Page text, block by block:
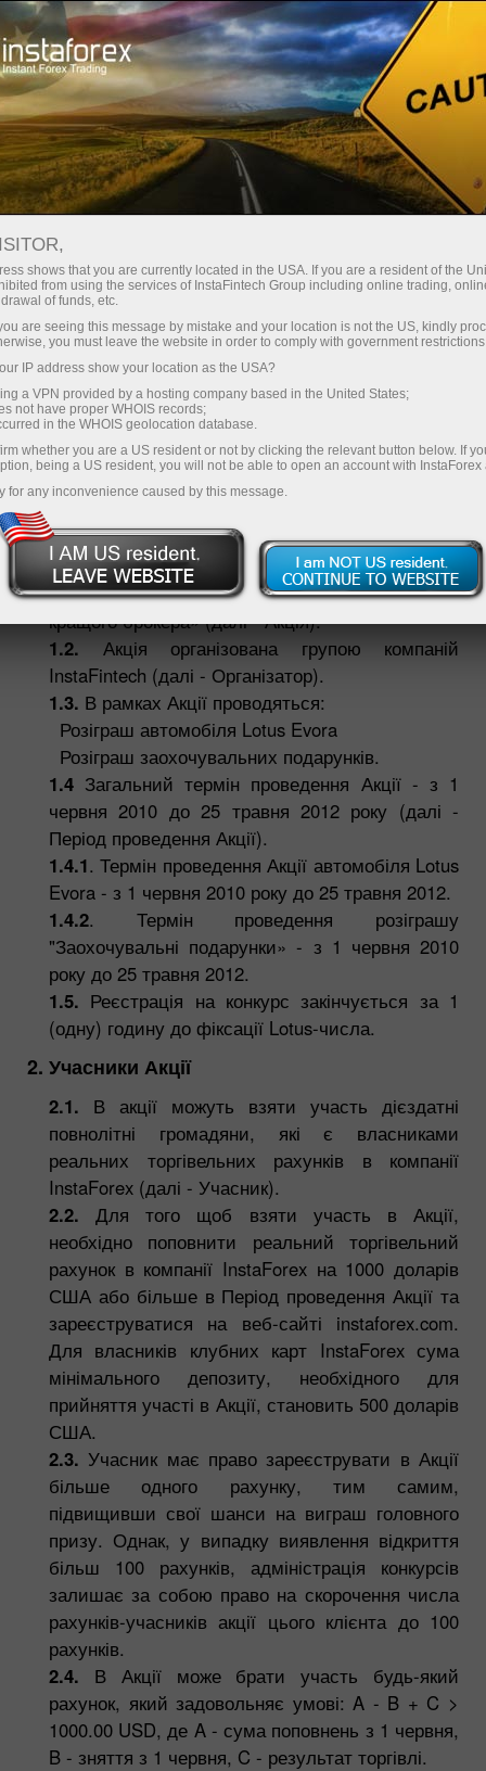
Условия акции
Відкрити торговий рахунок
Умови Акції "Спорткар від кращого
брокера"
1. Загальні положення
1.1.Найменування акції - «Спорткар від
кращого брокера» (далі - Акція).
1.2. Акція організована групою компаній
InstaFintech (далі - Організатор).
1.3. В рамках Акції проводяться:
Розіграш автомобіля Lotus Evora
Розіграш заохочувальних подарунків.
1.4 Загальний термін проведення Акції - з 1
червня 2010 до 25 травня 2012 року (далі -
Період проведення Акції).
1.4.1. Термін проведення Акції автомобіля Lotus
Evora - з 1 червня 2010 року до 25 травня 2012.
1.4.2. Термін проведення розіграшу
"Заохочувальні подарунки» - з 1 червня 2010
року до 25 травня 2012.
1.5. Реєстрація на конкурс закінчується за 1
(одну) годину до фіксації Lotus-числа.
2. Учасники Акції
2.1. В акції можуть взяти участь дієздатні
повнолітні громадяни, які є власниками
реальних торгівельних рахунків в компанії
InstaForex (далі - Учасник).
2.2. Для того щоб взяти участь в Акції,
необхідно поповнити реальний торгівельний
рахунок в компанії InstaForex на 1000 доларів
США або більше в Період проведення Акції та
зареєструватися на веб-сайті instaforex.com.
Для власників клубних карт InstaForex сума
мінімального депозиту, необхідного для
прийняття участі в Акції, становить 500 доларів
США.
2.3. Учасник має право зареєструвати в Акції
більше одного рахунку, тим самим,
підвищивши свої шанси на виграш головного
призу. Однак, у випадку виявлення відкриття
більш 100 рахунків, адміністрація конкурсів
залишає за собою право на скорочення числа
рахунків-учасників акції цього клієнта до 100
рахунків.
2.4. В Акції може брати участь будь-який
рахунок, який задовольняє умові: A - B + C >
1000.00 USD, де A - сума поповнень з 1 червня,
B - зняття з 1 червня, C - результат торгівлі.
shows that you are currently located in the USA. If you are a resident of the
from using the services of InstaFintech Group including online trading,
of funds, etc.
are seeing this message by mistake and your location is not the US, kindly
you must leave the website in order to comply with government
IP address show your location as the USA?
a VPN provided by a hosting company based in the United States;
not have proper WHOIS records;
in the WHOIS geolocation database.
whether you are a US resident or not by clicking the relevant button below. If
being a US resident, you will not be able to open an account with InstaForex
for any inconvenience caused by this message.